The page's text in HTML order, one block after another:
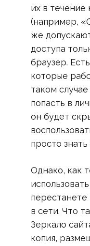
их в течение
(например,
же
доступа
браузер.
которые
таком
попасть в
он будет
просто
Однако, как
перестанете
в сети. Что
Зеркало
копия,